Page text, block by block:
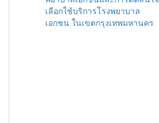
เลือกใช้บริการโรงพยาบาล
เอกชน ในเขตกรุงเทพมหานคร